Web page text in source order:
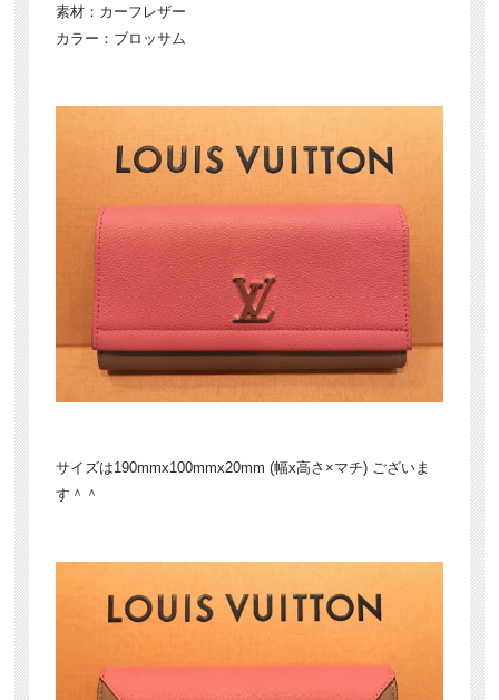
素材：カーフレザー
カラー：ブロッサム
サイズは190mmx100mmx20mm (幅x高さ×マチ) ございま
す＾＾